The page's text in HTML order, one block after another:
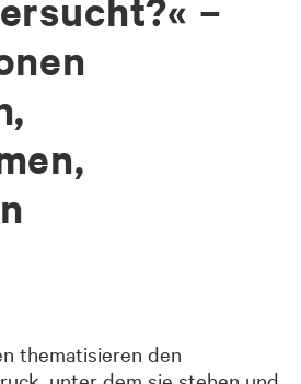
thematisieren den